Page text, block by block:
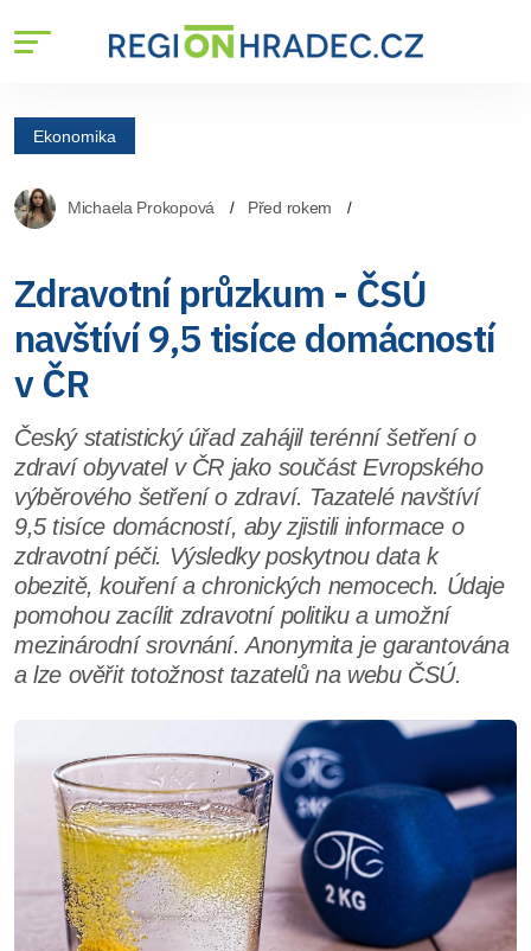
Ekonomika
Michaela Prokopová Před rokem
Zdravotní průzkum - ČSÚ
navštíví 9,5 tisíce domácností
v ČR
Český statistický úřad zahájil terénní šetření o
zdraví obyvatel v ČR jako součást Evropského
výběrového šetření o zdraví. Tazatelé navštíví
9,5 tisíce domácností, aby zjistili informace o
zdravotní péči. Výsledky poskytnou data k
obezitě, kouření a chronických nemocech. Údaje
pomohou zacílit zdravotní politiku a umožní
mezinárodní srovnání. Anonymita je garantována
a lze ověřit totožnost tazatelů na webu ČSÚ.